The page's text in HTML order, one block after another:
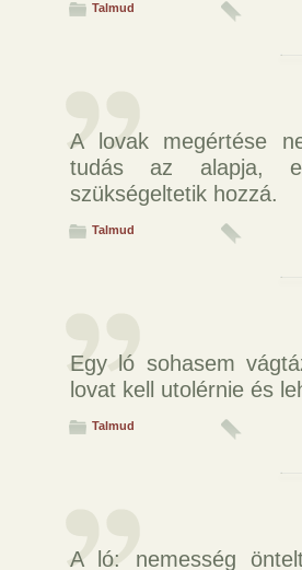
Talmud
A lovak megértése
tudás az alapja,
szükségeltetik hozzá.
Talmud
Egy ló sohasem
lovat kell utolérnie és
Talmud
A ló: nemesség